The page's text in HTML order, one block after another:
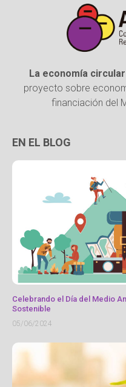
La economía
proyecto sobre
financiación del
EN EL BLOG
Celebrando el Día del Medio
Sostenible
05/06/2024